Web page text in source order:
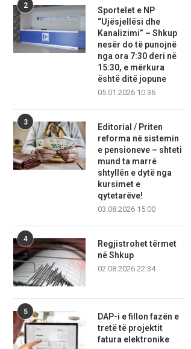
2
Sportelet e NP
“Ujësjellësi dhe
Kanalizimi” – Shkup
nesër do të punojnë
nga ora 7:30 deri në
15:30, e mërkura
është ditë jopune
05.01.2026 10:36
3
Editorial / Priten
reforma në sistemin
e pensioneve – shteti
mund ta marrë
shtyllën e dytë nga
kursimet e
qytetarëve!
03.08.2026 15:00
4
Regjistrohet tërmet
në Shkup
02.08.2026 22:34
5
DAP-i e fillon fazën e
tretë të projektit
fatura elektronike